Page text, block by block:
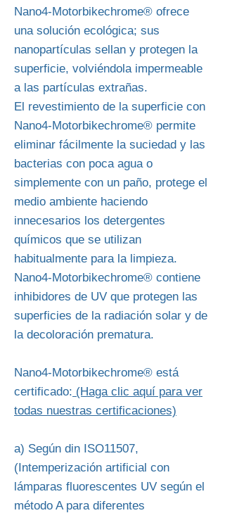
Nano4-Motorbikechrome® ofrece
una solución ecológica; sus
nanopartículas sellan y protegen la
superficie, volviéndola impermeable
a las partículas extrañas.
El revestimiento de la superficie con
Nano4-Motorbikechrome® permite
eliminar fácilmente la suciedad y las
bacterias con poca agua o
simplemente con un paño, protege el
medio ambiente haciendo
innecesarios los detergentes
químicos que se utilizan
habitualmente para la limpieza.
Nano4-Motorbikechrome® contiene
inhibidores de UV que protegen las
superficies de la radiación solar y de
la decoloración prematura.
Nano4-Motorbikechrome® está
certificado: (Haga clic aquí para ver
todas nuestras certificaciones)
a) Según din ISO11507,
(Intemperización artificial con
lámparas fluorescentes UV según el
método A para diferentes